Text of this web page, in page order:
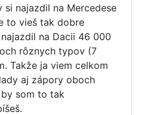
si najazdil na Mercedese
to vieš tak dobre
na Dacii 46 000
rôznych typov (7
Takže ja viem celkom
aj zápory oboch
som to tak